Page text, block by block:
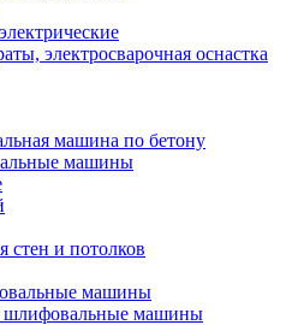
электросварочная оснастка
машина по бетону
машины
и потолков
машины
шлифовальные машины